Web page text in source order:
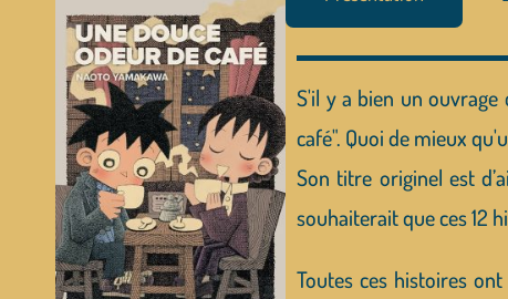
S'il y a bien un ouvrage
café". Quoi de mieux
Son titre originel est
souhaiterait que ces 12
Toutes ces histoires